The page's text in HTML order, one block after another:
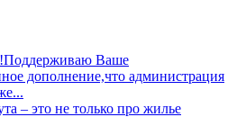
Ваше
дополнение,что администрация
‒ это не только про жилье